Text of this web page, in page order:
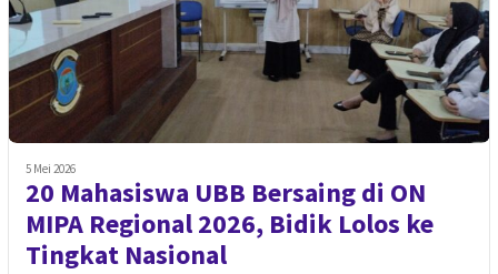
5 Mei 2026
20 Mahasiswa UBB Bersaing di ON
MIPA Regional 2026, Bidik Lolos ke
Tingkat Nasional